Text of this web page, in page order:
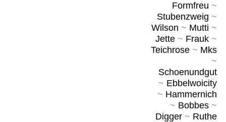
Formfreu ~
Stubenzweig ~
Wilson ~ Mutti ~
Jette~ Frauk~
Teichrose~ Mks
~
Schoenundgut
~ Ebbelwoicity
~ Hammernich
~ Bobbes~
Digger~ Ruthe